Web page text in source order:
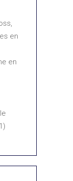
en
en